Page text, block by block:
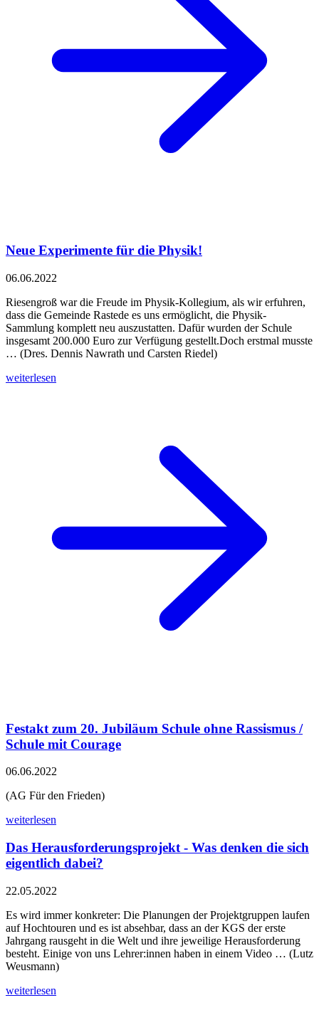
Neue Experimente für die Physik!
06.06.2022
Riesengroß war die Freude im Physik-Kollegium, als wir erfuhren,
dass die Gemeinde Rastede es uns ermöglicht, die Physik-
Sammlung komplett neu auszustatten. Dafür wurden der Schule
insgesamt 200.000 Euro zur Verfügung gestellt.Doch erstmal musste
… (Dres. Dennis Nawrath und Carsten Riedel)
weiterlesen
Festakt zum 20. Jubiläum Schule ohne Rassismus /
Schule mit Courage
06.06.2022
(AG Für den Frieden)
weiterlesen
Das Herausforderungsprojekt - Was denken die sich
eigentlich dabei?
22.05.2022
Es wird immer konkreter: Die Planungen der Projektgruppen laufen
auf Hochtouren und es ist absehbar, dass an der KGS der erste
Jahrgang rausgeht in die Welt und ihre jeweilige Herausforderung
besteht. Einige von uns Lehrer:innen haben in einem Video … (Lutz
Weusmann)
weiterlesen